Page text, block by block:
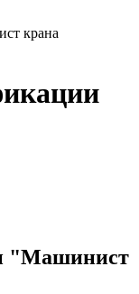
крана
"Машинист